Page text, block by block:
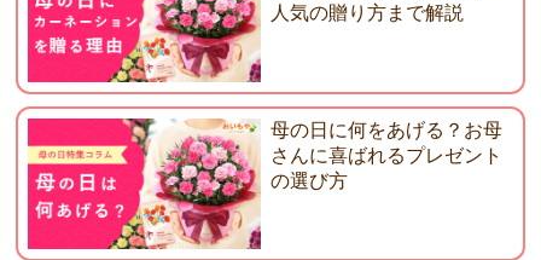
人気の贈り方まで解説
母の日に何をあげる？お母
さんに喜ばれるプレゼント
の選び方